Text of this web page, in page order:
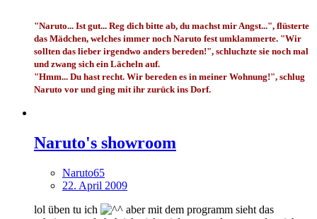
"Naruto... Ist gut... Reg dich bitte ab, du machst mir Angst...", flüsterte
das Mädchen, welches immer noch Naruto fest umklammerte. "Wir
sollten das lieber irgendwo anders bereden!", schluchzte sie noch mal
und zwang sich ein Lächeln auf.
"Hmm... Du hast recht. Wir bereden es in meiner Wohnung!", schlug
Naruto vor und ging mit ihr zurück ins Dorf.
Naruto's showroom
Naruto65
22. April 2009
lol üben tu ich
aber mit dem programm sieht das